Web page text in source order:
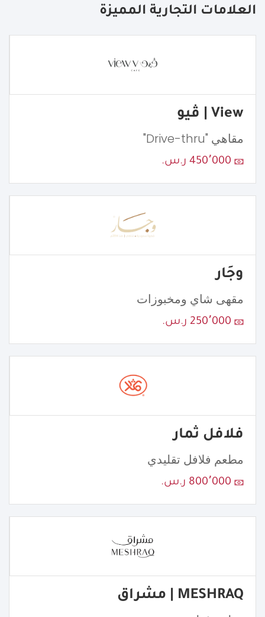
العلامات التجارية المميزة
View | ڤيو
مقاهي "Drive-thru"
450٬000 ر.س.
وجَار
مقهى شاي ومخبوزات
250٬000 ر.س.
فلافل ثمار
مطعم فلافل تقليدي
800٬000 ر.س.
MESHRAQ | مشراق